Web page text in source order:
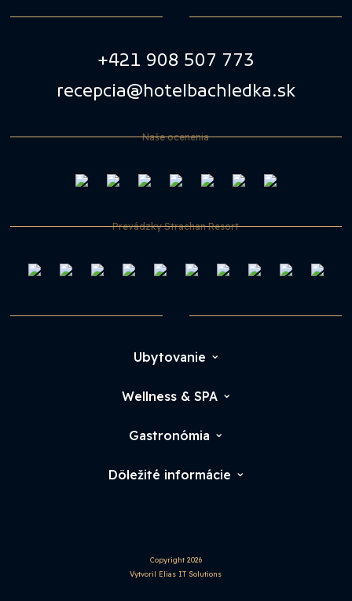
+421 908 507 773
recepcia@hotelbachledka.sk
Naše ocenenia
Prevádzky Strachan Resort
Ubytovanie
Wellness & SPA
Gastronómia
Dôležité informácie
Copyright 2026
Vytvoril Elias IT Solutions